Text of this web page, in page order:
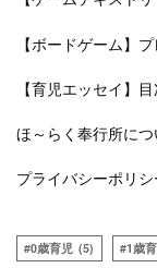
【ボードゲーム】
【育児エッセイ】
ほ～らく奉行所に
プライバシーポリシ
0歳育児 (5) 1歳